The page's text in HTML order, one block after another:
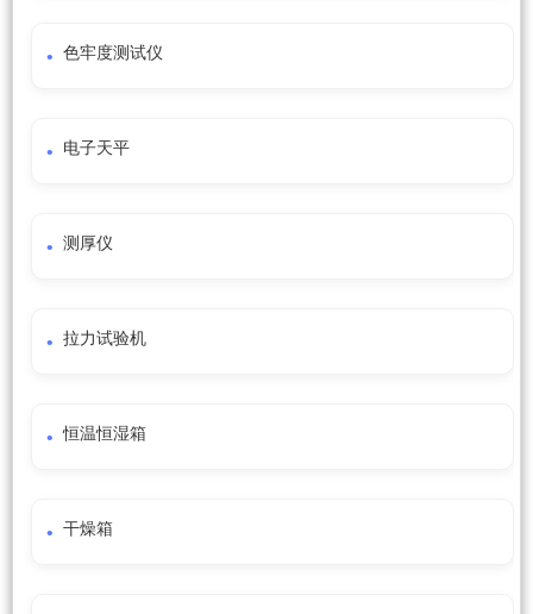
色牢度测试仪
电子天平
测厚仪
拉力试验机
恒温恒湿箱
干燥箱